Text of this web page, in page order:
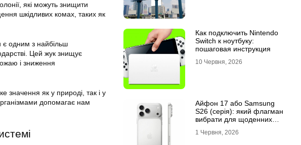
які можуть знищити
шкідливих комах, таких як
є одним з найбільш
Цей жук знищує
і зниження
значення як у природі, так і у
допомагає нам
Как подключить Nintendo
Switch к ноутбуку:
пошаговая инструкция
10 Червня, 2026
Айфон 17 або Samsung
S26 (серія): який флагман
вибрати для щоденних
1 Червня, 2026